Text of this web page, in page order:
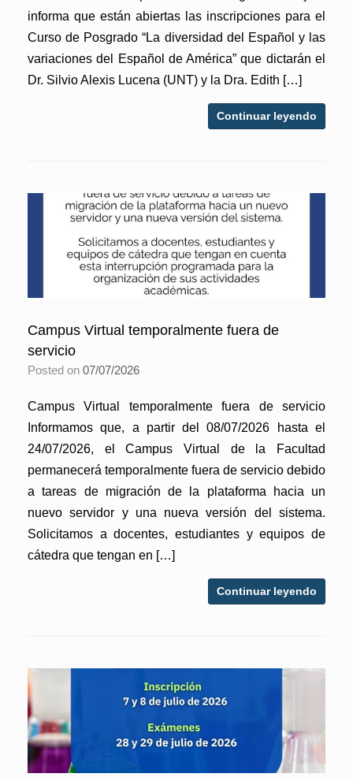
informa que están abiertas las inscripciones para el
Curso de Posgrado “La diversidad del Español y las
variaciones del Español de América” que dictarán el
Dr. Silvio Alexis Lucena (UNT) y la Dra. Edith […]
Continuar leyendo
Campus Virtual temporalmente fuera de
servicio
Posted on 07/07/2026
Campus Virtual temporalmente fuera de servicio
Informamos que, a partir del 08/07/2026 hasta el
24/07/2026, el Campus Virtual de la Facultad
permanecerá temporalmente fuera de servicio debido
a tareas de migración de la plataforma hacia un
nuevo servidor y una nueva versión del sistema.
Solicitamos a docentes, estudiantes y equipos de
cátedra que tengan en […]
Continuar leyendo